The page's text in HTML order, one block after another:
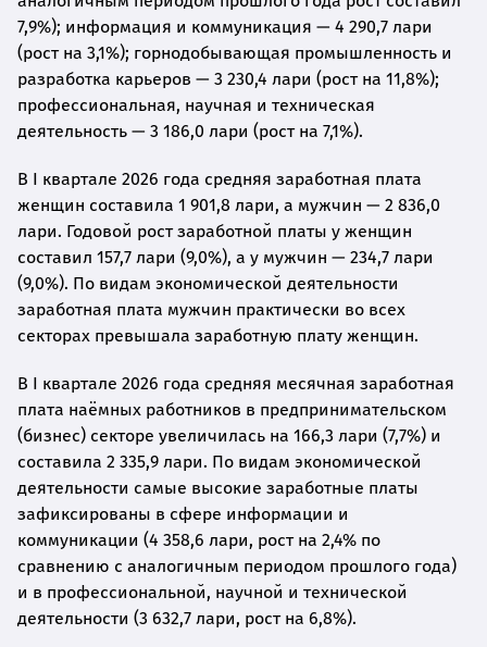
7,9%); информация и коммуникация — 4 290,7 лари
(рост на 3,1%); горнодобывающая промышленность и
разработка карьеров — 3 230,4 лари (рост на 11,8%);
профессиональная, научная и техническая
деятельность — 3 186,0 лари (рост на 7,1%).
В I квартале 2026 года средняя заработная плата
женщин составила 1 901,8 лари, а мужчин — 2 836,0
лари. Годовой рост заработной платы у женщин
составил 157,7 лари (9,0%), а у мужчин — 234,7 лари
(9,0%). По видам экономической деятельности
заработная плата мужчин практически во всех
секторах превышала заработную плату женщин.
В I квартале 2026 года средняя месячная заработная
плата наёмных работников в предпринимательском
(бизнес) секторе увеличилась на 166,3 лари (7,7%) и
составила 2 335,9 лари. По видам экономической
деятельности самые высокие заработные платы
зафиксированы в сфере информации и
коммуникации (4 358,6 лари, рост на 2,4% по
сравнению с аналогичным периодом прошлого года)
и в профессиональной, научной и технической
деятельности (3 632,7 лари, рост на 6,8%).